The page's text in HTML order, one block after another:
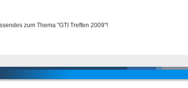
zum Thema "GTI Treffen 2009"!